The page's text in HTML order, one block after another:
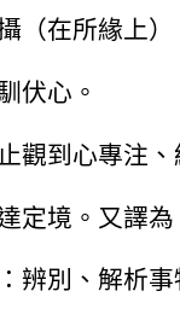
（在所緣上）
伏心。
觀到心專注
定境。又譯
辨別、解析事